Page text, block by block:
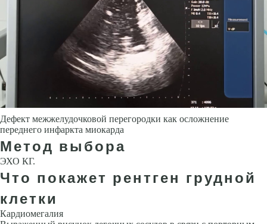
Дефект межжелудочковой перегородки как осложнение
переднего инфаркта миокарда
Метод выбора
ЭХО КГ.
Что покажет рентген грудной
клетки
Кардиомегалия